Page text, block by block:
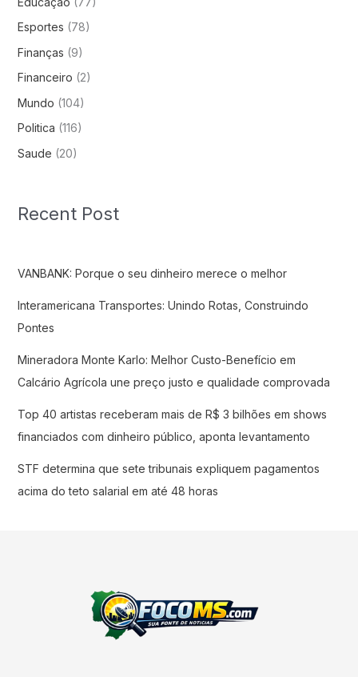
Esportes (78)
Finanças (9)
Financeiro (2)
Mundo (104)
Politica (116)
Saude (20)
Recent Post
VANBANK: Porque o seu dinheiro merece o melhor
Interamericana Transportes: Unindo Rotas, Construindo
Pontes
Mineradora Monte Karlo: Melhor Custo-Benefício em
Calcário Agrícola une preço justo e qualidade comprovada
Top 40 artistas receberam mais de R$ 3 bilhões em shows
financiados com dinheiro público, aponta levantamento
STF determina que sete tribunais expliquem pagamentos
acima do teto salarial em até 48 horas